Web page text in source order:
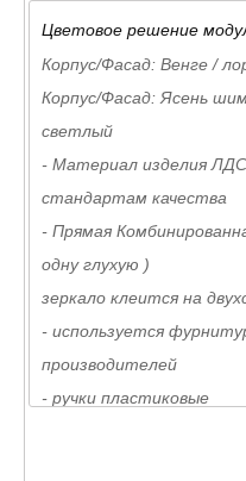
Цветовое решение
Корпус/Фасад: Венге /
Корпус/Фасад: Ясень
светлый
- Материал изделия
стандартам качества
- Прямая
одну глухую )
зеркало клеится на
- используется
производителей
- ручки пластиковые